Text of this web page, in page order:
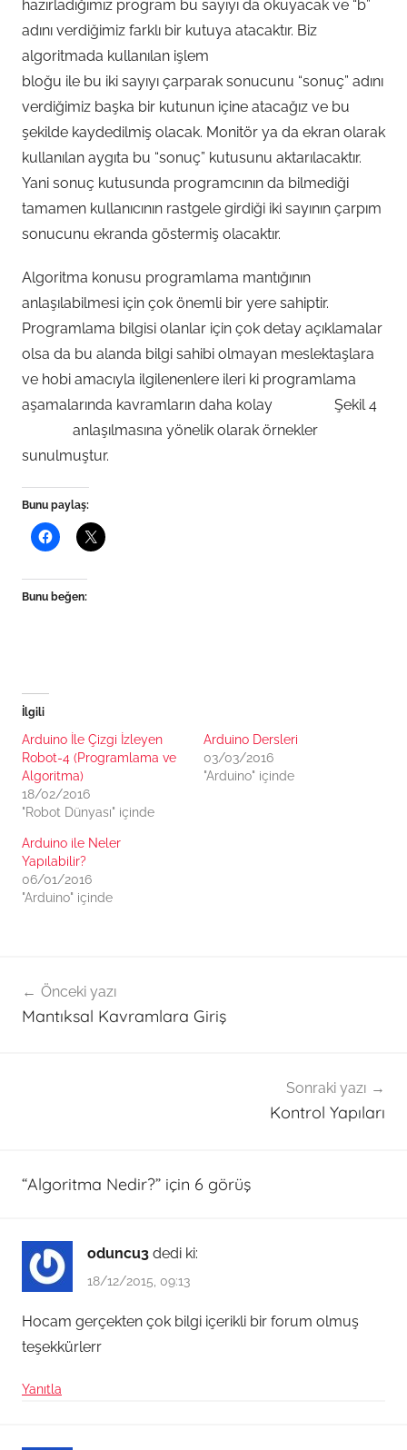
hazırladığımız program bu sayıyı da okuyacak ve “b”
adını verdiğimiz farklı bir kutuya atacaktır. Biz
algoritmada kullanılan işlem
bloğu ile bu iki sayıyı çarparak sonucunu “sonuç” adını
verdiğimiz başka bir kutunun içine atacağız ve bu
şekilde kaydedilmiş olacak. Monitör ya da ekran olarak
kullanılan aygıta bu “sonuç” kutusunu aktarılacaktır.
Yani sonuç kutusunda programcının da bilmediği
tamamen kullanıcının rastgele girdiği iki sayının çarpım
sonucunu ekranda göstermiş olacaktır.
Algoritma konusu programlama mantığının
anlaşılabilmesi için çok önemli bir yere sahiptir.
Programlama bilgisi olanlar için çok detay açıklamalar
olsa da bu alanda bilgi sahibi olmayan meslektaşlara
ve hobi amacıyla ilgilenenlere ileri ki programlama
aşamalarında kavramların daha kolay Şekil 4
anlaşılmasına yönelik olarak örnekler
sunulmuştur.
Bunu paylaş:
Bunu beğen:
İlgili
Arduino İle Çizgi İzleyen
Robot-4 (Programlama ve
Algoritma)
18/02/2016
"Robot Dünyası" içinde
Arduino Dersleri
03/03/2016
"Arduino" içinde
Arduino ile Neler
Yapılabilir?
06/01/2016
"Arduino" içinde
gezinmesi
Önceki yazı
Mantıksal Kavramlara Giriş
Sonraki yazı
Kontrol Yapıları
“Algoritma Nedir?” için 6 görüş
oduncu3 dedi ki:
18/12/2015, 09:13
Hocam gerçekten çok bilgi içerikli bir forum olmuş
teşekkürlerr
Yanıtla